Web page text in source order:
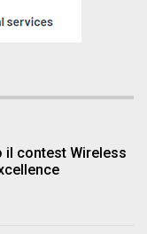
il contest Wireless